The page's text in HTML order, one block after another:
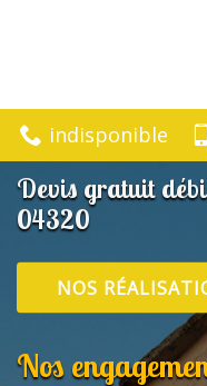
indisponible
Devis gratuit
04320
NOS
Nos